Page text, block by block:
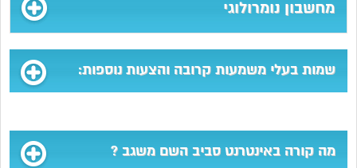
מחשבון נומרולוגי
שמות בעלי משמעות קרובה והצעות נוספות:
מה קורה באינטרנט סביב השם משגב ?